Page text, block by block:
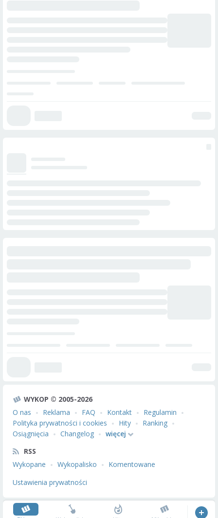
WYKOP © 2005-2026
O nas
Reklama FAQ Kontakt
Regulamin
Polityka prywatności i cookies
Hity
Ranking
Osiągnięcia
Changelog
więcej
RSS
Wykopane
Wykopalisko
Komentowane
Ustawienia prywatności